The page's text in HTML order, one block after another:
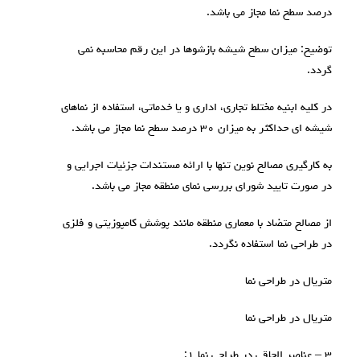
درصد سطح نما مجاز می باشد.
توضیح: میزان سطح شیشه بازشوها در این رقم محاسبه نمی
گردد.
در کلیه ابنیه مختلط تجاری، اداری و یا خدماتی، استفاده از نماهای
شیشه ای حداکثر به میزان ۳۰ درصد سطح نما مجاز می باشد.
به کارگیری مصالح نوین تنها با ارائه مستندات جزئیات اجرایی و
در صورت تایید شورای بررسی نمای منطقه مجاز می باشد.
از مصالح متضاد با معماری منطقه مانند پوشش کامپوزیتی و فلزی
در طراحی نما استفاده نگردد.
متریال در طراحی نما
متریال در طراحی نما